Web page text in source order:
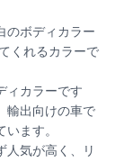
のボディカラー
くれるカラーで
ィカラーです
輸出向けの車で
ます。
人気が高く、リ